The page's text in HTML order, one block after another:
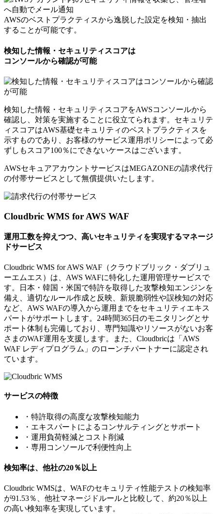
AWSのベストプラクティスから逸脱した設定を検知・抽出
することが可能です。
検知した情報・セキュリティスコアは
コンソールから確認が可能
検知した情報・セキュリティスコアをAWSコンソールから
確認し、対策を実施することに役立てられます。セキュリテ
ィスコアはAWS基礎セキュリティのベストプラクティスを
示すものであり、お客様のサービス運用ポリシーによって必
ずしもスコア100％にできないケースはございます。
AWSセキュアアカウントサービスはMEGAZONEの請求代行
の付帯サービスとして無償提供いたします。
Cloudbric WMS for AWS WAF
運用工数を抑えつつ、高いセキュリティを実現するマネージ
ドサービス
Cloudbric WMS for AWS WAF（クラウドブリック・ダブリュ
ーエムエス）は、AWS WAFに特化した運用管理サービスで
す。日本・韓国・米国で特許を取得した攻撃検知エンジンを
備え、適切なルール作成と反映、新規脆弱性や誤検知の対応
など、AWS WAFの導入から運用までをセキュリティエキス
パートがサポートします。24時間365日のモニタリングとサ
ポート体制も完備しており、専門知識やリソースがないお客
さまのWAF運用を支援します。また、Cloudbricは「AWS
WAF レディプログラム」のローンチパートナーに認定され
ています。
サービスの特徴
・特許取得の高度な攻撃検知能力
・エキスパートによるコンサルティングとサポート
・運用負荷軽減とコスト削減
・専用コンソールで利便性向上
検知率は、他社の20％以上
Cloudbric WMSは、WAFのセキュリティ性能テストの検知率
が91.53％、他社マネージドルールと比較して、約20％以上
の高い検知率を実現しています。